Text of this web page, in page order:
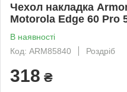
Чехол накладка
Motorola Edge 60 Pro
В наявності
Код: ARM85840
Роздріб
318 ₴